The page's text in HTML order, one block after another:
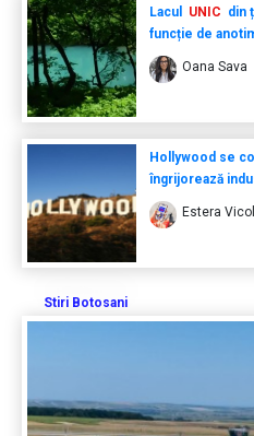
Lacul UNIC din
funcție de
Oana Sava
Hollywood se
îngrijorează
Estera
Stiri Botosani